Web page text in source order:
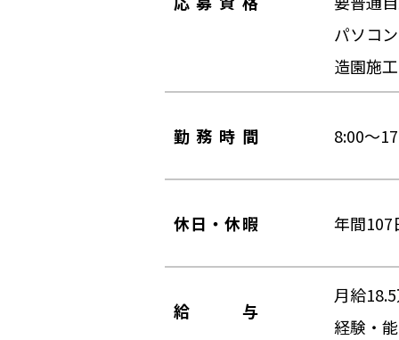
パソコ
造園施
勤務時間 8:00～
休日・休暇 年間107
給与
月給
経験・